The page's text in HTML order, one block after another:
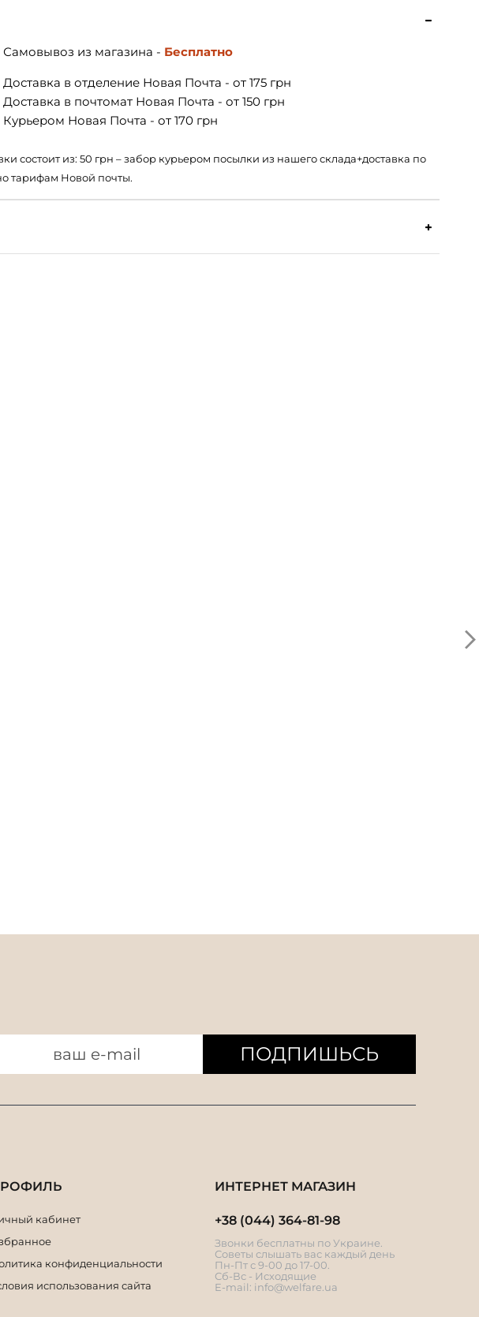
Самовывоз из магазина - Бесплатно
Доставка в отделение Новая Почта - от 175 грн
Доставка в почтомат Новая Почта - от 150 грн
Курьером Новая Почта - от 170 грн
состоит из: 50 грн – забор курьером посылки из нашего склада+доставка по
тарифам Новой почты.
ПОДПИШЬСЬ
кабинет
конфиденциальности
использования сайта
ИНТЕРНЕТ МАГАЗИН
+38 (044) 364-81-98
Звонки бесплатны по Украине.
Советы слышать вас каждый день
Пн-Пт с 9-00 до 17-00.
Сб-Вс - Исходящие
E-mail: info@welfare.ua